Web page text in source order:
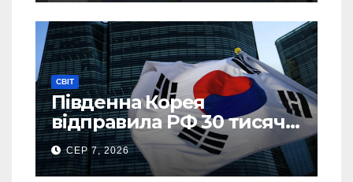
СВІТ
Південна Корея
відправила РФ 30 тисяч
тонн авіапалива
СЕР 7, 2026